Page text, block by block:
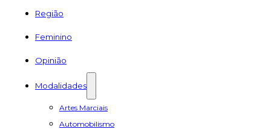
Região
Feminino
Opinião
Modalidades
Artes Marciais
Automobilismo